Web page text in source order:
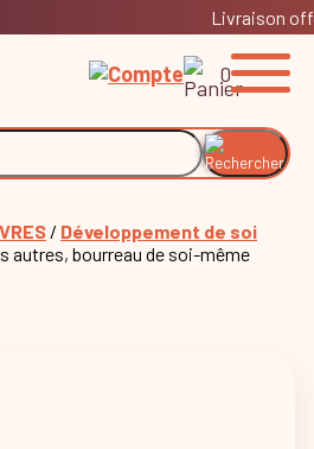
Livraison
0
/ Développement de soi
autres, bourreau de soi-même